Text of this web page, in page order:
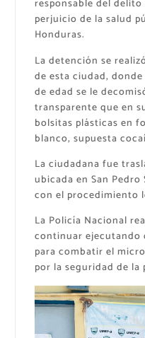
responsable del
perjuicio de la salud
Honduras.
La detención se
de esta ciudad, donde
de edad se le
transparente que en
bolsitas plásticas en
blanco, supuesta
La ciudadana fue
ubicada en San
con el procedimiento
La Policía Nacional
continuar ejecutando
para combatir el
por la seguridad de la